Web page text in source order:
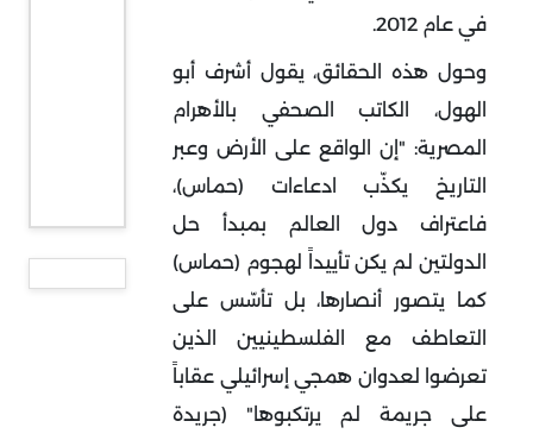
في عام 2012.
وحول هذه الحقائق، يقول أشرف أبو
الهول، الكاتب الصحفي بالأهرام
المصرية: "إن الواقع على الأرض وعبر
التاريخ يكذّب ادعاءات (حماس)،
فاعتراف دول العالم بمبدأ حل
الدولتين لم يكن تأييداً لهجوم (حماس)
كما يتصور أنصارها، بل تأسّس على
التعاطف مع الفلسطينيين الذين
تعرضوا لعدوان همجي إسرائيلي عقاباً
على جريمة لم يرتكبوها" (جريدة